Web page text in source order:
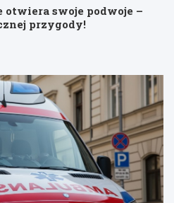
otwiera swoje podwoje –
przygody!